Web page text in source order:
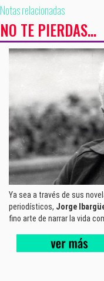
Notas relacionadas
NO TE PIERDAS...
Ya sea a través de sus
periodísticos, Jorge
fino arte de narrar la vida